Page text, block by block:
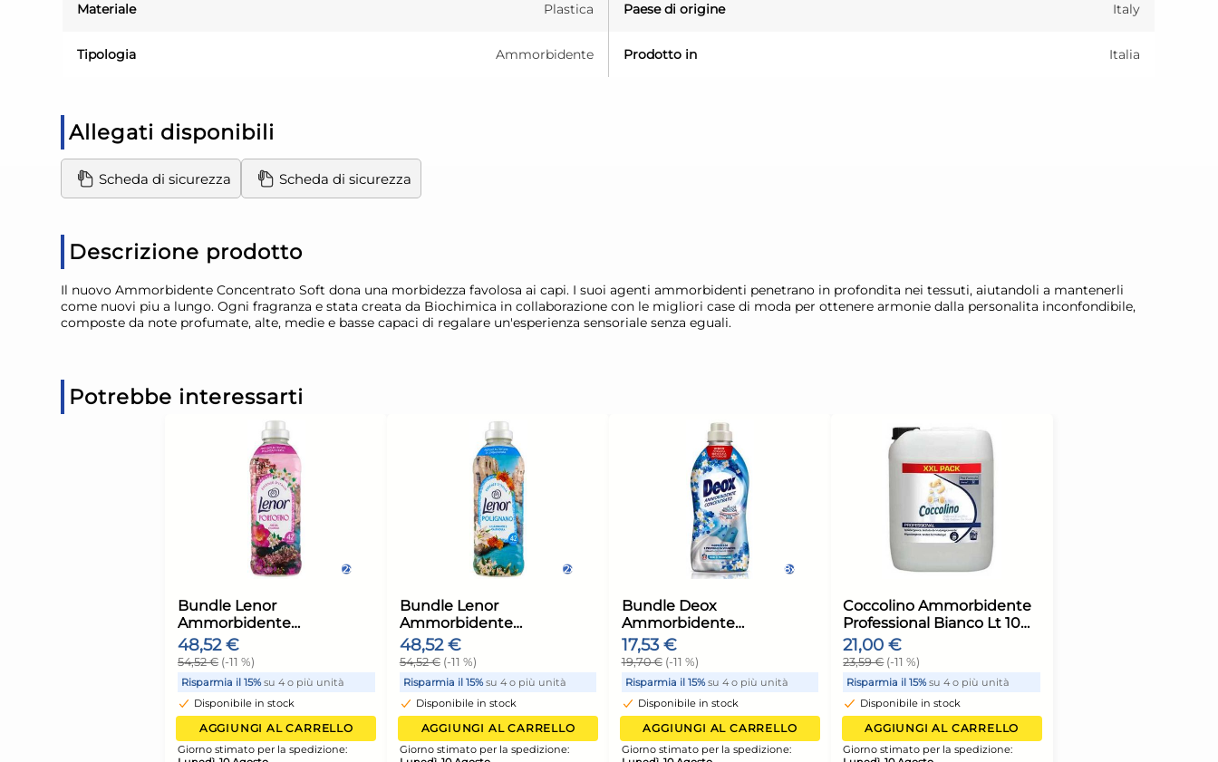
Materiale Plastica Paese di origine Italy
Tipologia Ammorbidente Prodotto in Italia
Allegati disponibili
Scheda di sicurezza Scheda di sicurezza
Descrizione prodotto
Il nuovo Ammorbidente Concentrato Soft dona una morbidezza favolosa ai capi. I suoi agenti ammorbidenti penetrano in profondita nei tessuti, aiutandoli a mantenerli
come nuovi piu a lungo. Ogni fragranza e stata creata da Biochimica in collaborazione con le migliori case di moda per ottenere armonie dalla personalita inconfondibile,
composte da note profumate, alte, medie e basse capaci di regalare un'esperienza sensoriale senza eguali.
Potrebbe interessarti